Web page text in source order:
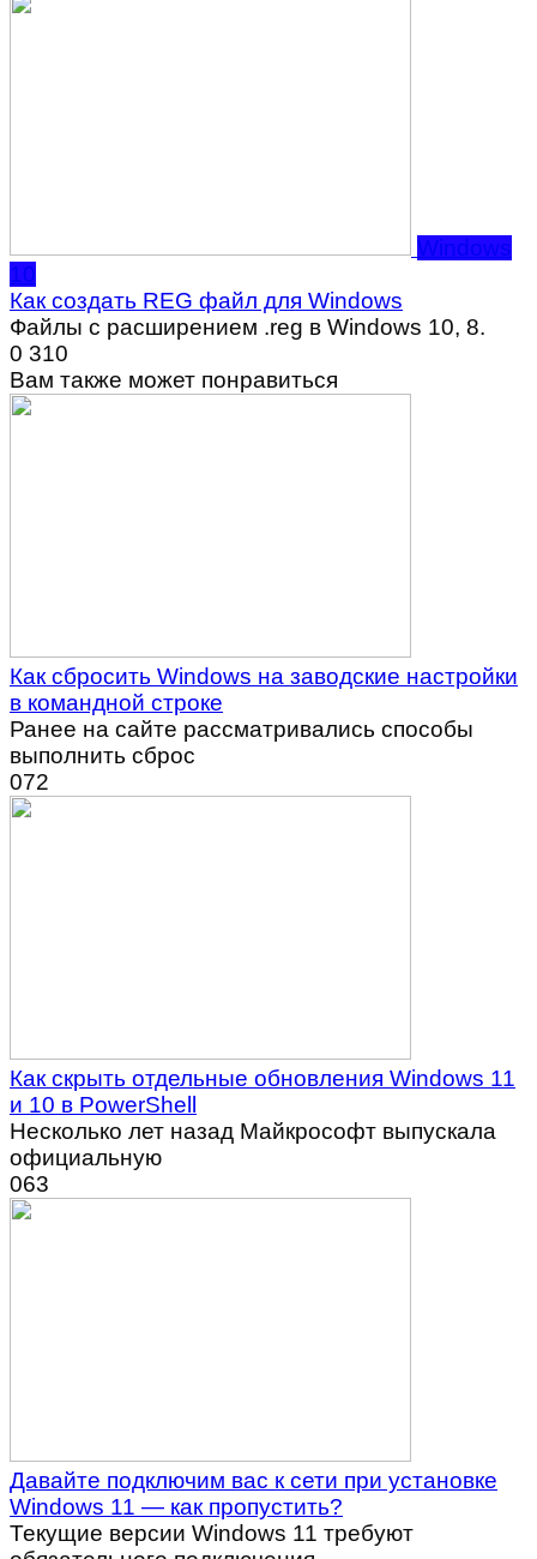
Windows
10
Как создать REG файл для Windows
Файлы с расширением .reg в Windows 10, 8.
0 310
Вам также может понравиться
Как сбросить Windows на заводские настройки
в командной строке
Ранее на сайте рассматривались способы
выполнить сброс
072
Как скрыть отдельные обновления Windows 11
и 10 в PowerShell
Несколько лет назад Майкрософт выпускала
официальную
063
Давайте подключим вас к сети при установке
Windows 11 — как пропустить?
Текущие версии Windows 11 требуют